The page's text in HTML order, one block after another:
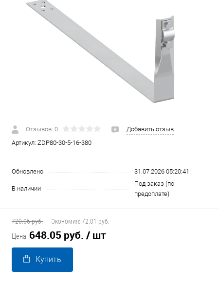
Отзывов: 0
Добавить отзыв
Артикул: ZDP80-30-5-16-380
Обновлено 31.07.2026 05:20:41
В наличии
Под заказ (по
предоплате)
720.06 руб. Экономия: 72.01 руб.
Цена: 648.05 руб. / шт
Купить